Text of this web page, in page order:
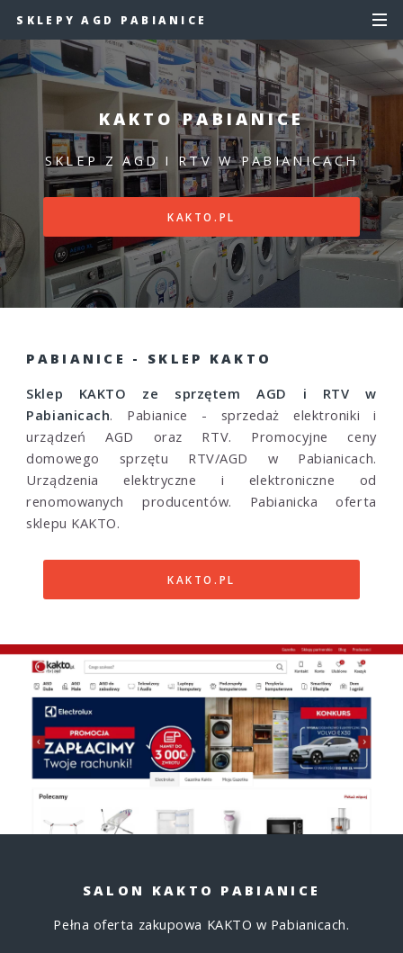
SKLEPY AGD PABIANICE
KAKTO PABIANICE
SKLEP Z AGD I RTV W PABIANICACH
KAKTO.PL
PABIANICE - SKLEP KAKTO
Sklep KAKTO ze sprzętem AGD i RTV w
Pabianicach. Pabianice - sprzedaż elektroniki i
urządzeń AGD oraz RTV. Promocyjne ceny
domowego sprzętu RTV/AGD w Pabianicach.
Urządzenia elektryczne i elektroniczne od
renomowanych producentów. Pabianicka oferta
sklepu KAKTO.
KAKTO.PL
SALON KAKTO PABIANICE
Pełna oferta zakupowa KAKTO w Pabianicach.